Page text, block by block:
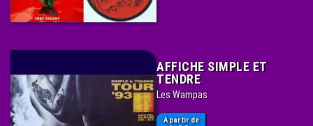
AFFICHE SIMPLE ET
TENDRE
Les Wampas
À partir de